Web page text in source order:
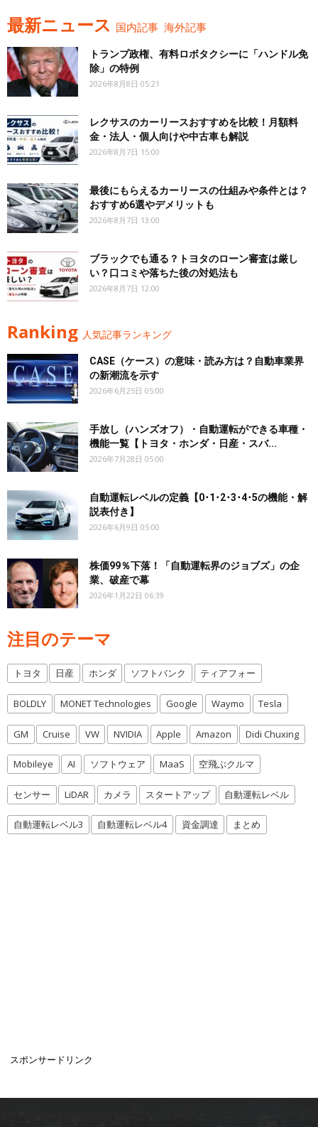
最新ニュース 国内記事 海外記事
トランプ政権、有料ロボタクシーに「ハンドル免
除」の特例
2026年8月8日 05:21
レクサスのカーリースおすすめを比較！月額料
金・法人・個人向けや中古車も解説
2026年8月7日 15:00
最後にもらえるカーリースの仕組みや条件とは？
おすすめ6選やデメリットも
2026年8月7日 13:00
ブラックでも通る？トヨタのローン審査は厳し
い？口コミや落ちた後の対処法も
2026年8月7日 12:00
Ranking 人気記事ランキング
CASE（ケース）の意味・読み方は？自動車業界
の新潮流を示す
2026年6月25日 05:00
手放し（ハンズオフ）・自動運転ができる車種・
機能一覧【トヨタ・ホンダ・日産・スバ...
2026年7月28日 05:00
自動運転レベルの定義【0･1･2･3･4･5の機能・解
説表付き】
2026年6月9日 05:00
株価99％下落！「自動運転界のジョブズ」の企
業、破産で幕
2026年1月22日 06:39
注目のテーマ
トヨタ 日産 ホンダ ソフトバンク ティアフォー
BOLDLY MONET Technologies Google Waymo Tesla
GM Cruise VW NVIDIA Apple Amazon Didi Chuxing
Mobileye AI ソフトウェア MaaS 空飛ぶクルマ
センサー LiDAR カメラ スタートアップ 自動運転レベル
自動運転レベル3 自動運転レベル4 資金調達 まとめ
スポンサードリンク